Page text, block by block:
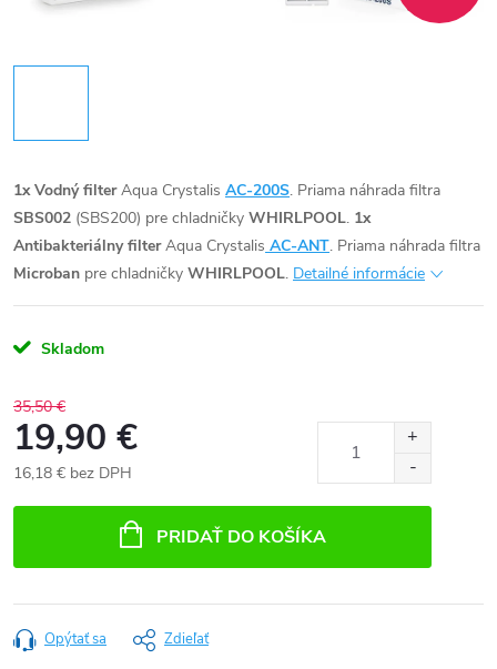
1x Vodný filterAqua Crystalis AC-200S. Priama náhrada filtra
SBS002 (SBS200) pre chladničky WHIRLPOOL. 1x
Antibakteriálny filterAqua Crystalis AC-ANT. Priama náhrada filtra
Microban pre chladničky WHIRLPOOL. Detailné informácie
Skladom
35,50 €
19,90 €
16,18 € bez DPH
PRIDAŤ DO KOŠÍKA
Opýtať sa Zdieľať